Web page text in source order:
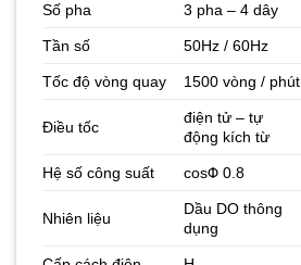
Số pha 3 pha – 4 dây
Tần số 50Hz / 60Hz
Tốc độ vòng quay 1500 vòng / phút
Điều tốc
điện tử – tự
động kích từ
Hệ số công suất cosΦ 0.8
Nhiên liệu
Dầu DO thông
dụng